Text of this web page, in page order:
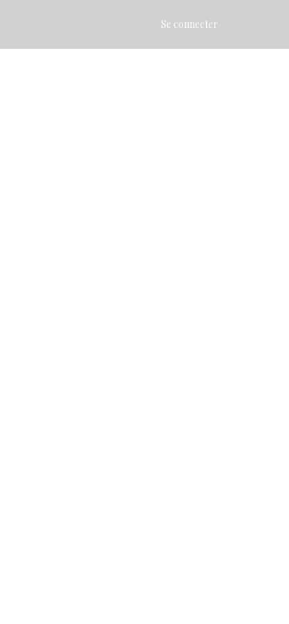
Se connecter